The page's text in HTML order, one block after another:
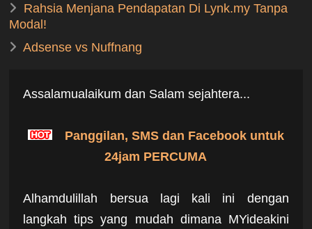
Rahsia Menjana Pendapatan Di Lynk.my Tanpa
Modal!
Adsense vs Nuffnang
Assalamualaikum dan Salam sejahtera...
Panggilan, SMS dan Facebook untuk
24jam PERCUMA
Alhamdulillah bersua lagi kali ini dengan
langkah tips yang mudah dimana MYideakini